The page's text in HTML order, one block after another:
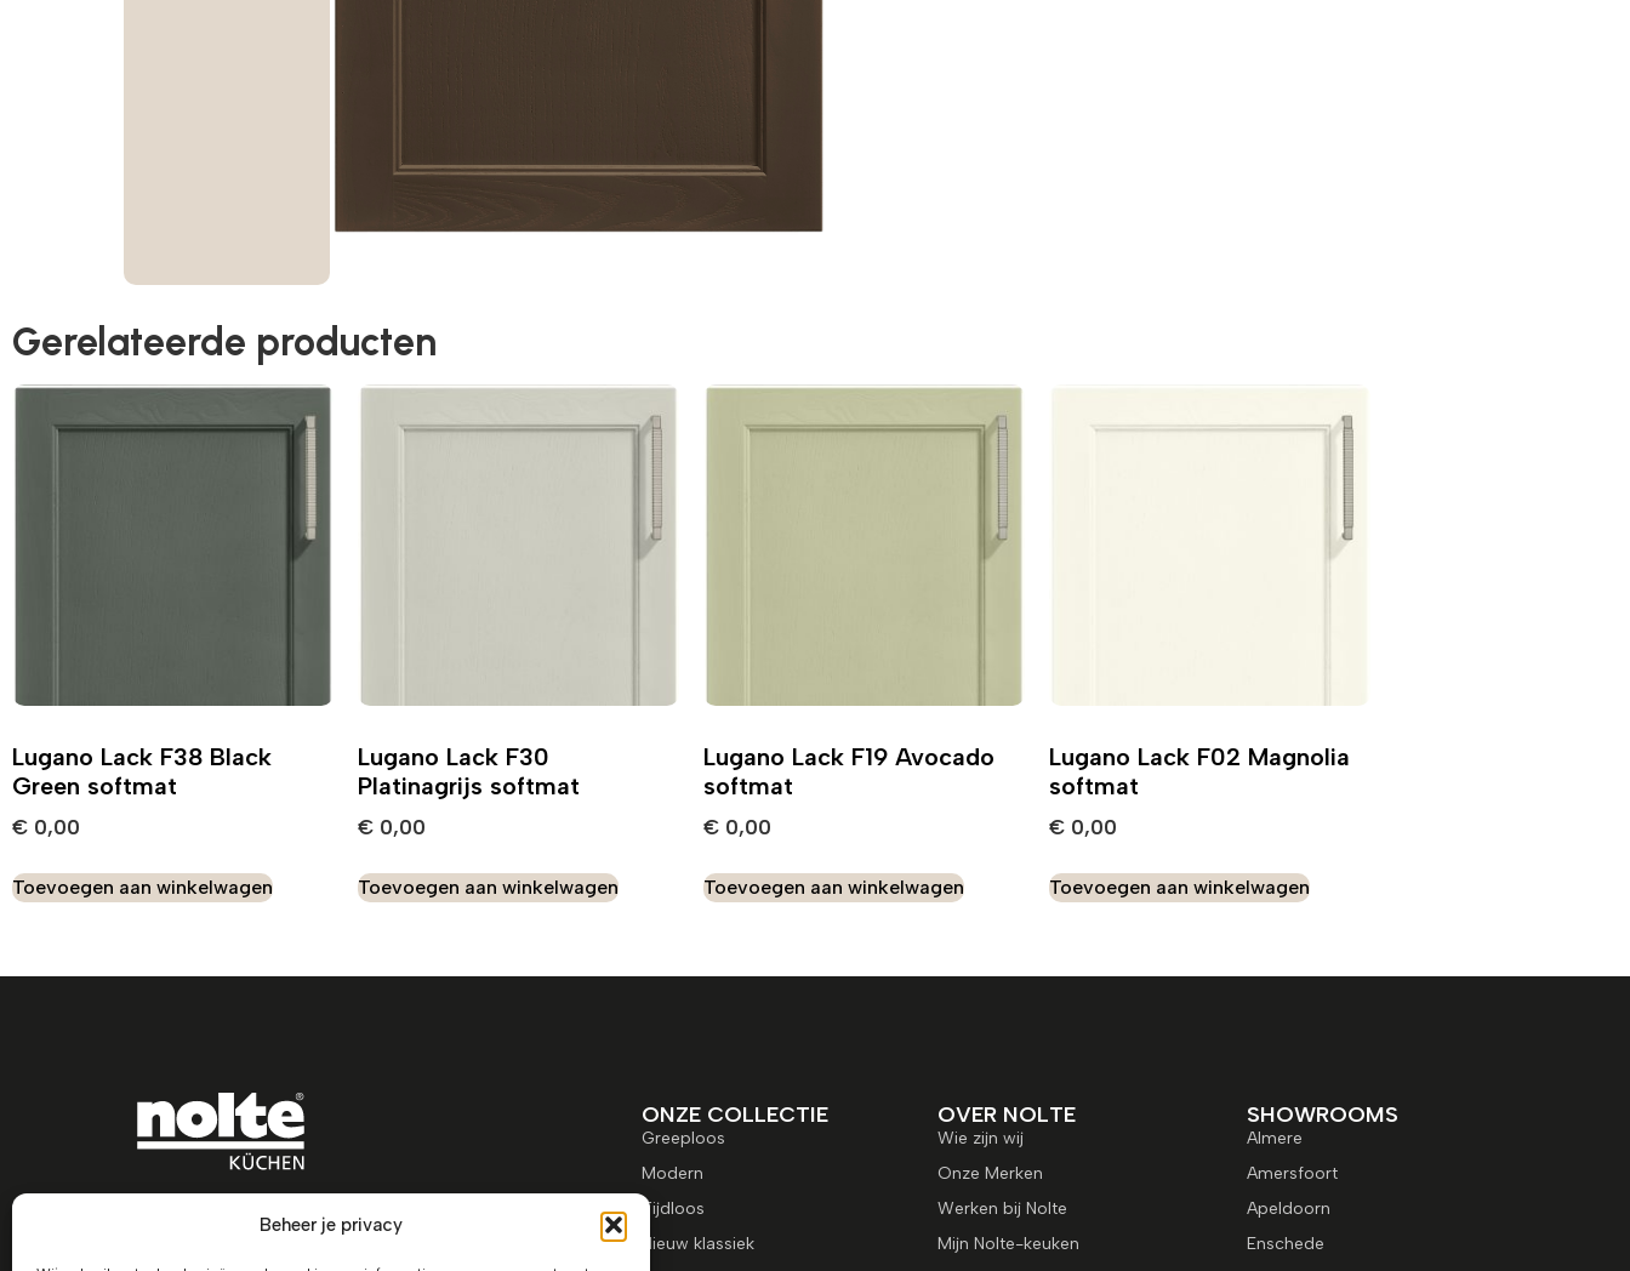
Beheer je privacy
Gerelateerde producten
Lugano Lack F38 Black
Green softmat
€ 0,00
Toevoegen aan winkelwagen
Lugano Lack F30
Platinagrijs softmat
€ 0,00
Toevoegen aan winkelwagen
Lugano Lack F19 Avocado
softmat
€ 0,00
Toevoegen aan winkelwagen
Lugano Lack F02 Magnolia
softmat
€ 0,00
Toevoegen aan winkelwagen
ONZE COLLECTIE
Greeploos
Modern
Tijdloos
Nieuw klassiek
OVER NOLTE
Wie zijn wij
Onze Merken
Werken bij Nolte
Mijn Nolte-keuken
SHOWROOMS
Almere
Amersfoort
Apeldoorn
Enschede